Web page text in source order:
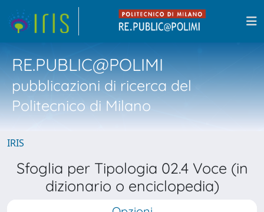
RE.PUBLIC@POLIMI
pubblicazioni di ricerca del
Politecnico di Milano
IRIS
Sfoglia per Tipologia 02.4 Voce (in
dizionario o enciclopedia)